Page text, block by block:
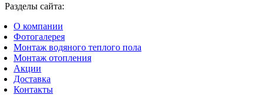
Разделы сайта:
О компании
Фотогалерея
Монтаж водяного теплого пола
Монтаж отопления
Акции
Доставка
Контакты